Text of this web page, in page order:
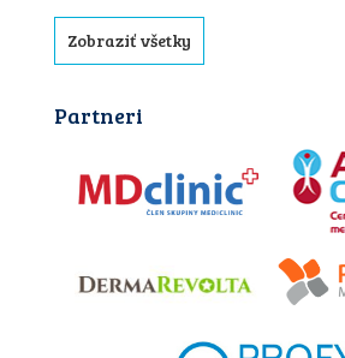
Zobraziť všetky
Partneri